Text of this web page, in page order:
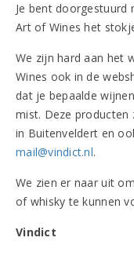
Luca
2025
James
2024
Toon meer
Op verlanglijst
9,808,70per
Aanbiedinggeldig
Je bent doorgestuurd
Art of Wines het
We zijn hard aan het
Wines ook in de
dat je bepaalde
mist. Deze producten
in Buitenveldert en
mail@vindict.nl.
We zien er naar uit
of whisky te kunnen
Vindict